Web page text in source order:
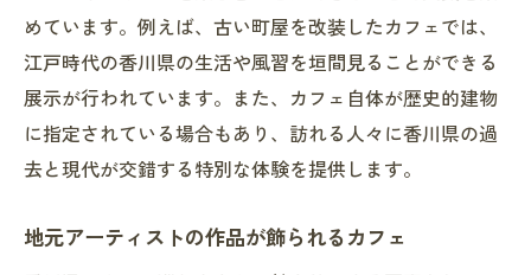
めています。例えば、古い町屋を改装したカフェでは、
江戸時代の香川県の生活や風習を垣間見ることができる
展示が行われています。また、カフェ自体が歴史的建物
に指定されている場合もあり、訪れる人々に香川県の過
去と現代が交錯する特別な体験を提供します。
地元アーティストの作品が飾られるカフェ